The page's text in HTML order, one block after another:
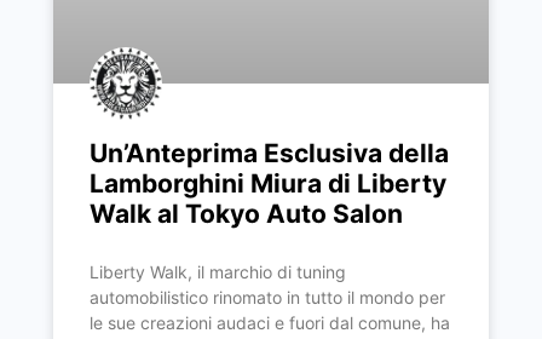
Un’Anteprima Esclusiva della
Lamborghini Miura di Liberty
Walk al Tokyo Auto Salon
Liberty Walk, il marchio di tuning
automobilistico rinomato in tutto il mondo per
le sue creazioni audaci e fuori dal comune, ha